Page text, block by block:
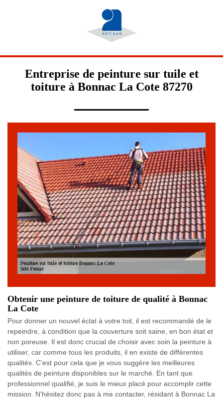
Entreprise de peinture sur tuile et
toiture à Bonnac La Cote 87270
Obtenir une peinture de toiture de qualité à Bonnac
La Cote
Pour donner un nouvel éclat à votre toit, il est recommandé de le
repeindre, à condition que la couverture soit saine, en bon état et
non poreuse. Il est donc crucial de choisir avec soin la peinture à
utiliser, car comme tous les produits, il en existe de différentes
qualités. C'est pour cela que je vous suggère les meilleures
qualités de peinture disponibles sur le marché. En tant que
professionnel qualifié, je suis le mieux placé pour accomplir cette
mission. N'hésitez donc pas à me contacter, résidant à Bonnac La